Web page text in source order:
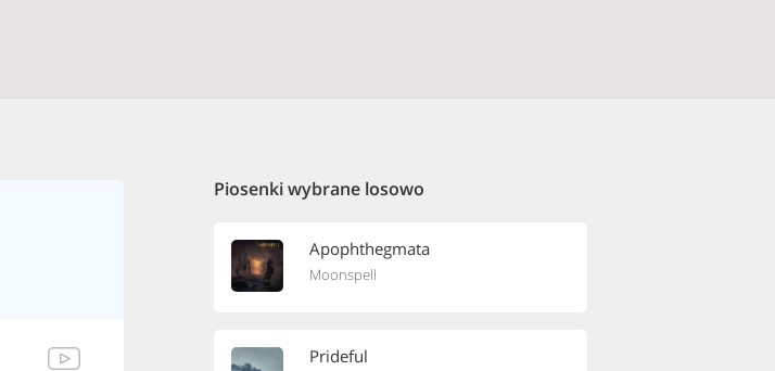
Piosenki wybrane losowo
Apophthegmata
Moonspell
Prideful